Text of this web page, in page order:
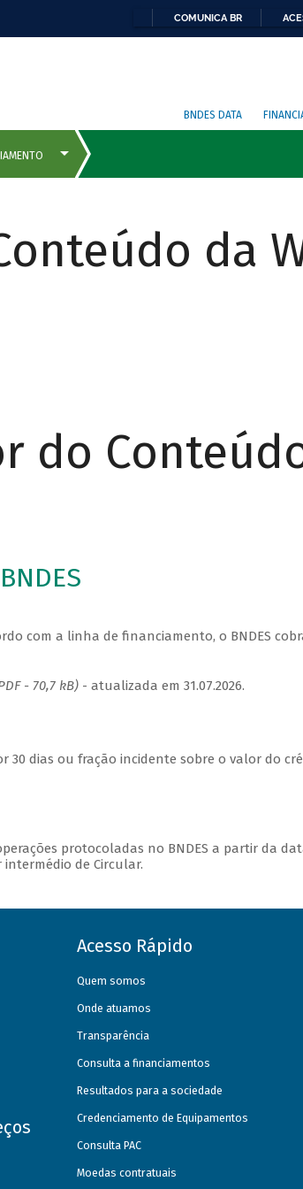
COMUNICA BR
BNDES DATA
da
do
com a linha de financiamento, o BNDES
- 70,7 kB)- atualizada em 31.07.2026.
30 dias ou fração incidente sobre o valor do
protocoladas no BNDES a partir da
de Circular.
Acesso Rápido
Quem somos
Onde atuamos
Transparência
Consulta a financiamentos
Resultados para a sociedade
Credenciamento de Equipamentos
Consulta PAC
Moedas contratuais